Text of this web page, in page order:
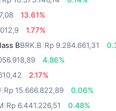
13.61%
1.77%
BBRK.B Rp 9.284.661,31
4.86%
2.17%
Rp 15.666.822,89
0.06%
Rp 6.441.226,51
0.48%